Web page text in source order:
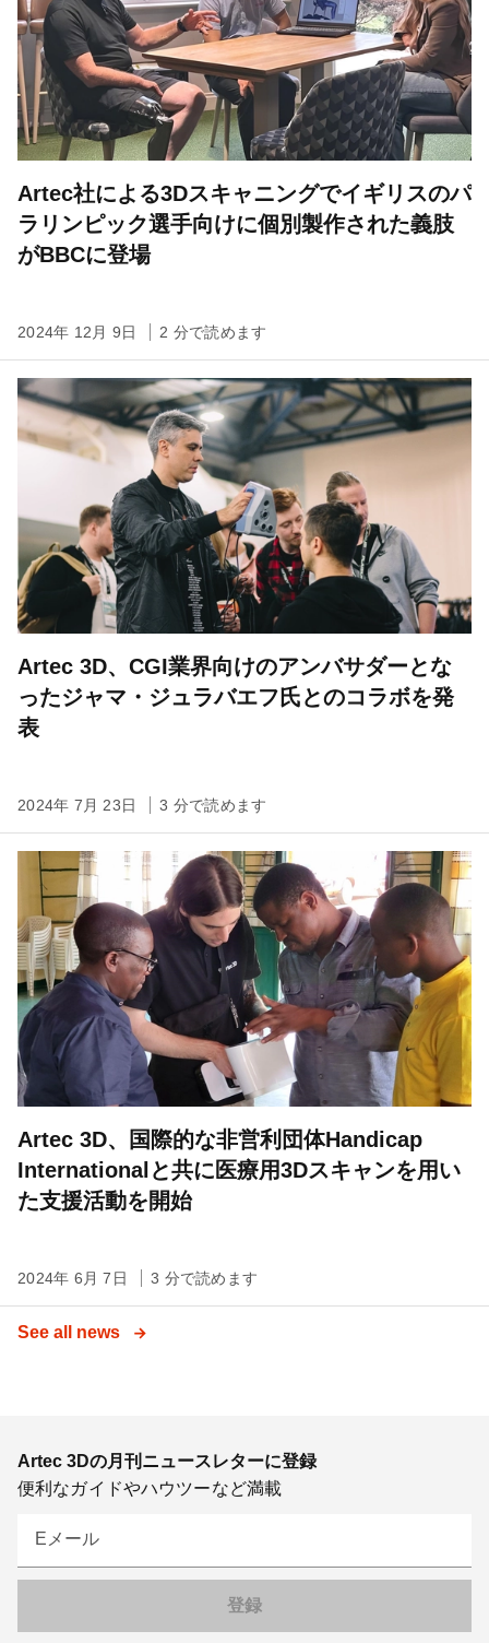
Artec社による3Dスキャニングでイギリスのパ
ラリンピック選手向けに個別製作された義肢
がBBCに登場
2024年 12月 9日 2 分で読めます
Artec 3D、CGI業界向けのアンバサダーとな
ったジャマ・ジュラバエフ氏とのコラボを発
表
2024年 7月 23日 3 分で読めます
Artec 3D、国際的な非営利団体Handicap
Internationalと共に医療用3Dスキャンを用い
た支援活動を開始
2024年 6月 7日 3 分で読めます
See all news
Artec 3Dの月刊ニュースレターに登録
便利なガイドやハウツーなど満載
Eメール